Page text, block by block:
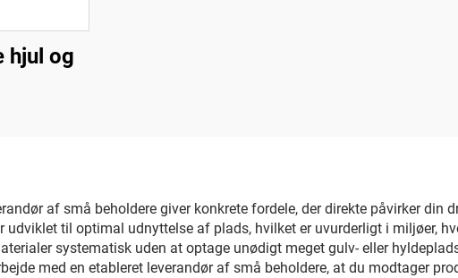
hjul og
af små beholdere giver konkrete fordele, der direkte påvirker
udviklet til optimal udnyttelse af plads, hvilket er uvurderligt i miljøer,
systematisk uden at optage unødigt meget gulv- eller
med en etableret leverandør af små beholdere, at du modtager